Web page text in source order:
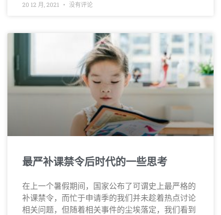
20 12 月, 2021 没有评论
最严补课禁令后时代的一些思考
在上一个暑假期间，国家公布了可谓史上最严格的
补课禁令，而忙于申请季的我们并未趁着热点讨论
相关问题，但随着相关事件的尘埃落定，我们看到